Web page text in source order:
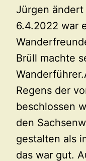
Jürgen
6.4.2022 war
Brüll machte
Regens der
beschlossen
den
gestalten als
das war gut.